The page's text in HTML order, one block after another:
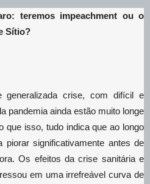
teremos impeachment ou o
Sítio?
crise, com difícil e
pandemia ainda estão muito longe
que isso, tudo indica que ao longo
significativamente antes de
Os efeitos da crise sanitária e
em uma irrefreável curva de